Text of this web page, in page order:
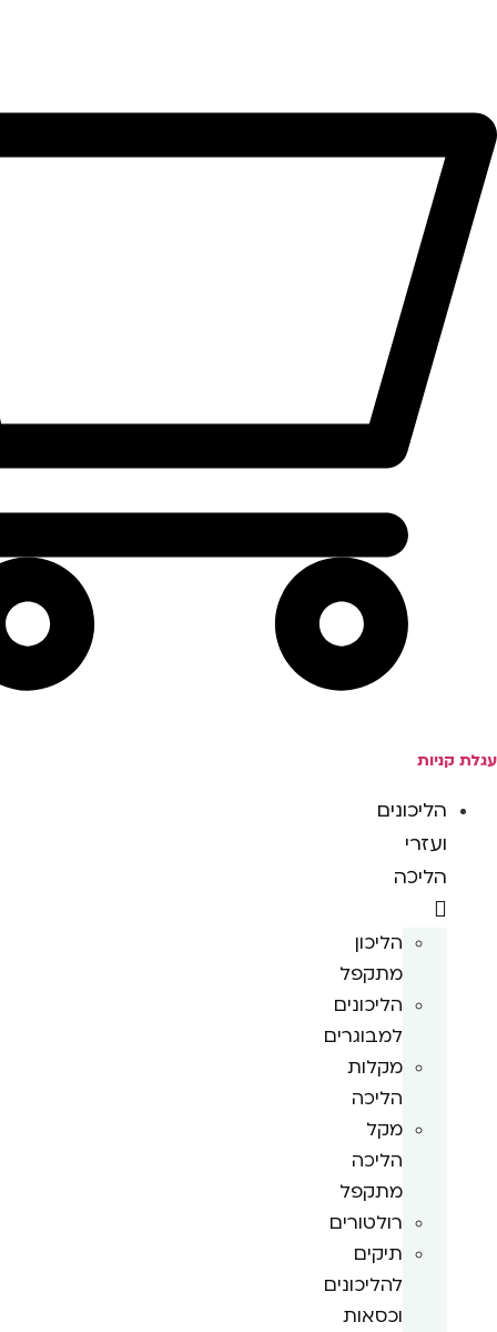
עגלת קניות
הליכונים
ועזרי
הליכה
הליכון
מתקפל
הליכונים
למבוגרים
מקלות
הליכה
מקל
הליכה
מתקפל
רולטורים
תיקים
להליכונים
וכסאות